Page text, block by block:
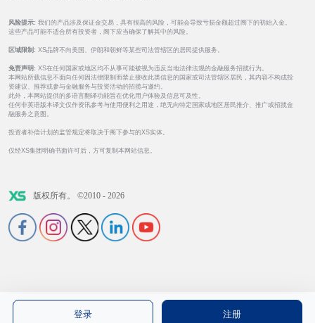
风险提示: 我们的产品涉及保证金交易，具有很高的风险，可能会导致亏损金额超过阁下的初始入金。
这些产品可能不适合所有投资者，阁下应当确保了解其中的风险。
区域限制: XS品牌不向美国、伊朗和朝鲜等某些司法管辖区的居民提供服务。
免责声明: XS在任何国家或地区均不从事可能被视为违反当地法律法规的金融服务招揽行为。
本网站所载信息不面向任何因法律限制而禁止接收此类信息的国家或司法管辖区居民，其内容不构成投
资建议、推荐或参与金融服务与投资活动的招揽与邀约。
此外，本网站提供的多语言翻译功能旨在优化用户体验及信息可及性。
任何非英语版本译文仅作资讯参考与使用便利之用途，绝无向特定国家或地区居民推介、推广或招揽金
融服务之意图。
投资者补偿计划的监管规定将取决于阁下参与的XS实体。
仅经XS集团明确书面许可后，方可复制本网站信息。
版权所有。 ©2010 - 2026
登录 注册